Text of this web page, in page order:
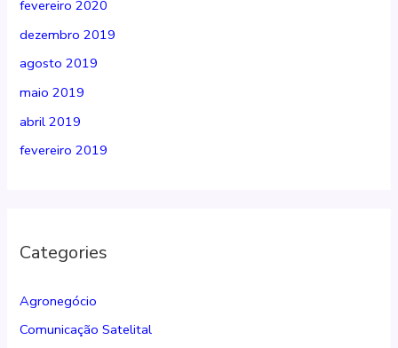
fevereiro 2020
dezembro 2019
agosto 2019
maio 2019
abril 2019
fevereiro 2019
Categories
Agronegócio
Comunicação Satelital